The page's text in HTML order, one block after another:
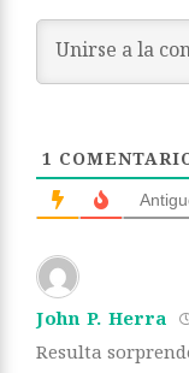
1
John P. Herra
Resulta